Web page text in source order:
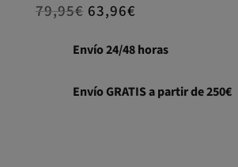
79,95€ 63,96€
Envío 24/48 horas
Envío GRATIS a partir de 250€